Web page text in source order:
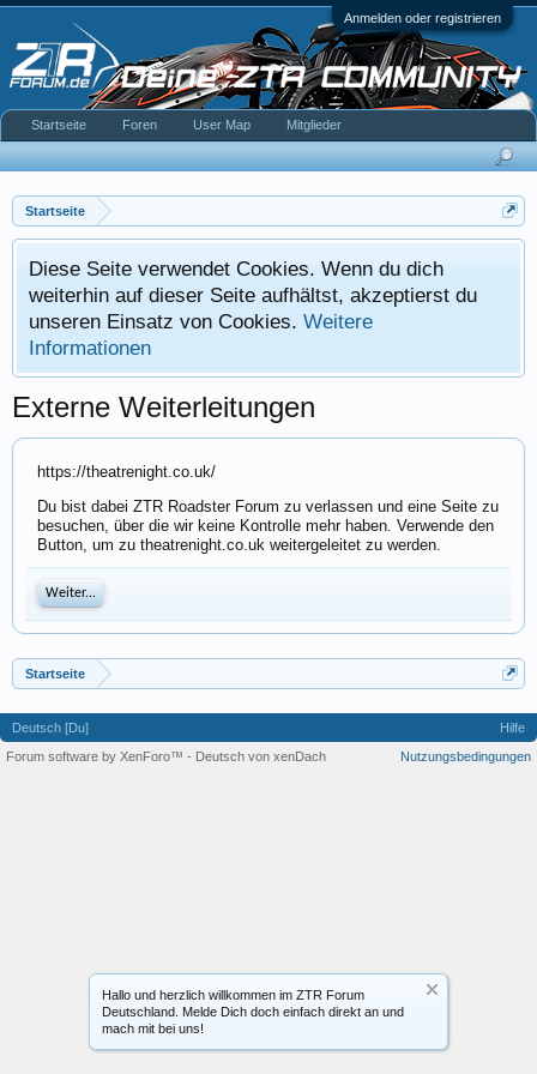
Anmelden oder registrieren
Startseite
Diese Seite verwendet Cookies. Wenn du dich
weiterhin auf dieser Seite aufhältst, akzeptierst du
unseren Einsatz von Cookies. Weitere
Informationen
Hallo und herzlich willkommen im ZTR Forum
Deutschland. Melde Dich doch einfach direkt an und
mach mit bei uns!
Externe Weiterleitungen
https://theatrenight.co.uk/
Du bist dabei ZTR Roadster Forum zu verlassen und eine Seite zu
besuchen, über die wir keine Kontrolle mehr haben. Verwende den
Button, um zu theatrenight.co.uk weitergeleitet zu werden.
Weiter...
Startseite
Startseite Foren User Map Mitglieder
Deutsch [Du]
Hilfe
Nutzungsbedingungen
Forum software by XenForo™ - Deutsch von xenDach